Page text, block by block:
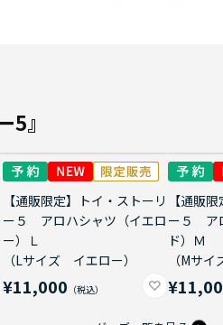
5』
【通販限定】トイ・ストーリ
ー５ アロハシャツ（イエロ
ー）Ｌ
（Lサイズ イエロー）
¥11,000
【通販
ー５ ア
ド）Ｍ
（Mサ